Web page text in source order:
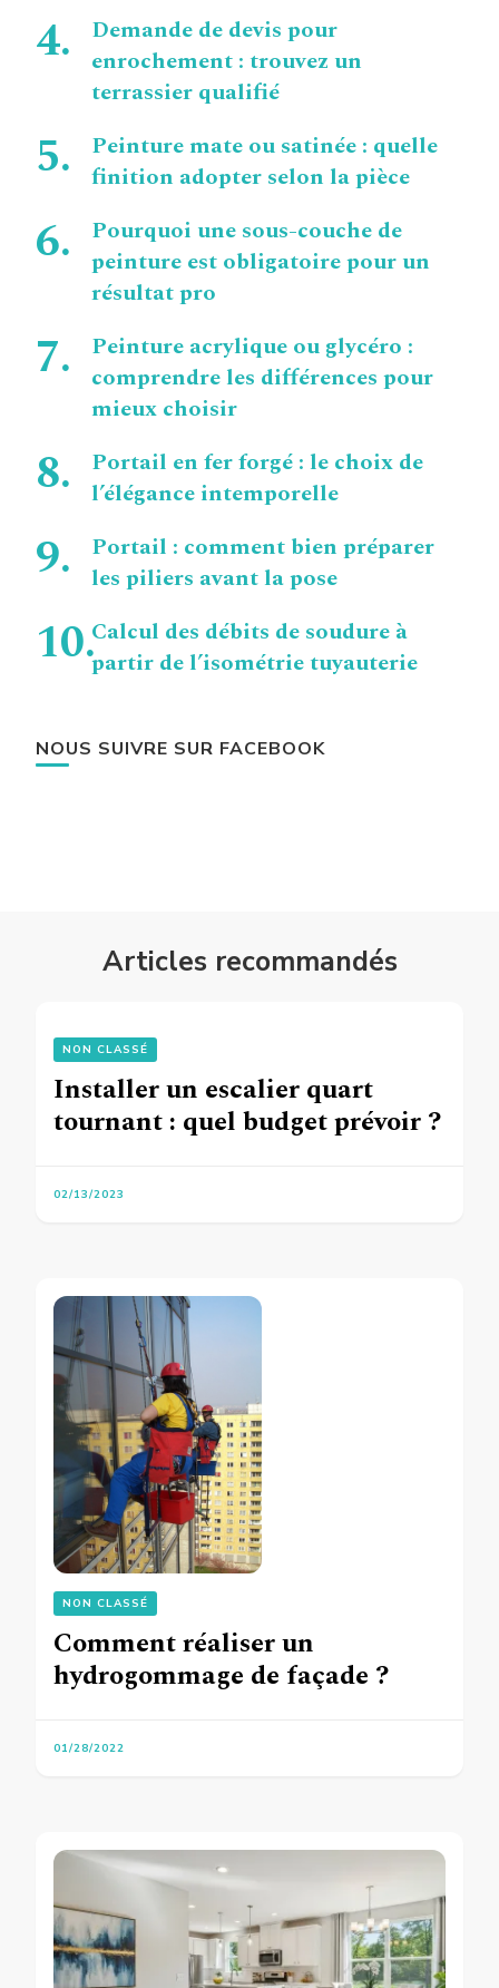
Demande de devis pour
enrochement : trouvez un
terrassier qualifié
Peinture mate ou satinée : quelle
finition adopter selon la pièce
Pourquoi une sous-couche de
peinture est obligatoire pour un
résultat pro
Peinture acrylique ou glycéro :
comprendre les différences pour
mieux choisir
Portail en fer forgé : le choix de
l’élégance intemporelle
Portail : comment bien préparer
les piliers avant la pose
Calcul des débits de soudure à
partir de l’isométrie tuyauterie
NOUS SUIVRE SUR FACEBOOK
Articles recommandés
NON CLASSÉ
Installer un escalier quart
tournant : quel budget prévoir ?
02/13/2023
NON CLASSÉ
Comment réaliser un
hydrogommage de façade ?
01/28/2022